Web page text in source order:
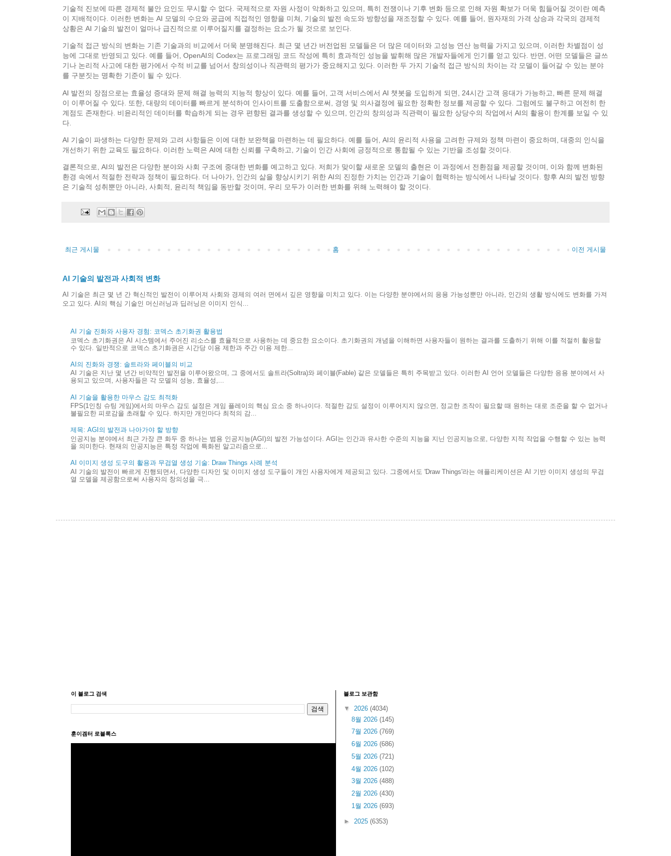
기술적 진보에 따른 경제적 불안 요인도 무시할 수 없다. 국제적으로 자원 사정이 악화하고 있으며, 특히 전쟁이나 기후 변화 등으로 인해 자원 확보가 더욱 힘들어질 것이란 예측
이 지배적이다. 이러한 변화는 AI 모델의 수요와 공급에 직접적인 영향을 미쳐, 기술의 발전 속도와 방향성을 재조정할 수 있다. 예를 들어, 원자재의 가격 상승과 각국의 경제적
상황은 AI 기술의 발전이 얼마나 급진적으로 이루어질지를 결정하는 요소가 될 것으로 보인다.
기술적 접근 방식의 변화는 기존 기술과의 비교에서 더욱 분명해진다. 최근 몇 년간 버전업된 모델들은 더 많은 데이터와 고성능 연산 능력을 가지고 있으며, 이러한 차별점이 성
능에 그대로 반영되고 있다. 예를 들어, OpenAI의 Codex는 프로그래밍 코드 작성에 특히 효과적인 성능을 발휘해 많은 개발자들에게 인기를 얻고 있다. 반면, 어떤 모델들은 글쓰
기나 논리적 사고에 대한 평가에서 수적 비교를 넘어서 창의성이나 직관력의 평가가 중요해지고 있다. 이러한 두 가지 기술적 접근 방식의 차이는 각 모델이 들어갈 수 있는 분야
를 구분짓는 명확한 기준이 될 수 있다.
AI 발전의 장점으로는 효율성 증대와 문제 해결 능력의 지능적 향상이 있다. 예를 들어, 고객 서비스에서 AI 챗봇을 도입하게 되면, 24시간 고객 응대가 가능하고, 빠른 문제 해결
이 이루어질 수 있다. 또한, 대량의 데이터를 빠르게 분석하여 인사이트를 도출함으로써, 경영 및 의사결정에 필요한 정확한 정보를 제공할 수 있다. 그럼에도 불구하고 여전히 한
계점도 존재한다. 비윤리적인 데이터를 학습하게 되는 경우 편향된 결과를 생성할 수 있으며, 인간의 창의성과 직관력이 필요한 상당수의 작업에서 AI의 활용이 한계를 보일 수 있
다.
AI 기술이 파생하는 다양한 문제와 고려 사항들은 이에 대한 보완책을 마련하는 데 필요하다. 예를 들어, AI의 윤리적 사용을 고려한 규제와 정책 마련이 중요하며, 대중의 인식을
개선하기 위한 교육도 필요하다. 이러한 노력은 AI에 대한 신뢰를 구축하고, 기술이 인간 사회에 긍정적으로 통합될 수 있는 기반을 조성할 것이다.
결론적으로, AI의 발전은 다양한 분야와 사회 구조에 중대한 변화를 예고하고 있다. 저희가 맞이할 새로운 모델의 출현은 이 과정에서 전환점을 제공할 것이며, 이와 함께 변화된
환경 속에서 적절한 전략과 정책이 필요하다. 더 나아가, 인간의 삶을 향상시키기 위한 AI의 진정한 가치는 인간과 기술이 협력하는 방식에서 나타날 것이다. 향후 AI의 발전 방향
은 기술적 성취뿐만 아니라, 사회적, 윤리적 책임을 동반할 것이며, 우리 모두가 이러한 변화를 위해 노력해야 할 것이다.
최근 게시물 이전 게시물
홈
AI 기술의 발전과 사회적 변화
AI 기술은 최근 몇 년 간 혁신적인 발전이 이루어져 사회와 경제의 여러 면에서 깊은 영향을 미치고 있다. 이는 다양한 분야에서의 응용 가능성뿐만 아니라, 인간의 생활 방식에도 변화를 가져
오고 있다. AI의 핵심 기술인 머신러닝과 딥러닝은 이미지 인식...
AI 기술 진화와 사용자 경험: 코덱스 초기화권 활용법
코덱스 초기화권은 AI 시스템에서 주어진 리소스를 효율적으로 사용하는 데 중요한 요소이다. 초기화권의 개념을 이해하면 사용자들이 원하는 결과를 도출하기 위해 이를 적절히 활용할
수 있다. 일반적으로 코덱스 초기화권은 시간당 이용 제한과 주간 이용 제한...
AI의 진화와 경쟁: 솔트라와 페이블의 비교
AI 기술은 지난 몇 년간 비약적인 발전을 이루어왔으며, 그 중에서도 솔트라(Soltra)와 페이블(Fable) 같은 모델들은 특히 주목받고 있다. 이러한 AI 언어 모델들은 다양한 응용 분야에서 사
용되고 있으며, 사용자들은 각 모델의 성능, 효율성,...
AI 기술을 활용한 마우스 감도 최적화
FPS(1인칭 슈팅 게임)에서의 마우스 감도 설정은 게임 플레이의 핵심 요소 중 하나이다. 적절한 감도 설정이 이루어지지 않으면, 정교한 조작이 필요할 때 원하는 대로 조준을 할 수 없거나
불필요한 피로감을 초래할 수 있다. 하지만 개인마다 최적의 감...
제목: AGI의 발전과 나아가야 할 방향
인공지능 분야에서 최근 가장 큰 화두 중 하나는 범용 인공지능(AGI)의 발전 가능성이다. AGI는 인간과 유사한 수준의 지능을 지닌 인공지능으로, 다양한 지적 작업을 수행할 수 있는 능력
을 의미한다. 현재의 인공지능은 특정 작업에 특화된 알고리즘으로...
AI 이미지 생성 도구의 활용과 무검열 생성 기술: Draw Things 사례 분석
AI 기술의 발전이 빠르게 진행되면서, 다양한 디자인 및 이미지 생성 도구들이 개인 사용자에게 제공되고 있다. 그중에서도 'Draw Things'라는 애플리케이션은 AI 기반 이미지 생성의 무검
열 모델을 제공함으로써 사용자의 창의성을 극...
이 블로그 검색
훈이겜터 로블록스
블로그 보관함
▼ 2026 (4034)
8월 2026 (145)
7월 2026 (769)
6월 2026 (686)
5월 2026 (721)
4월 2026 (102)
3월 2026 (488)
2월 2026 (430)
1월 2026 (693)
► 2025 (6353)